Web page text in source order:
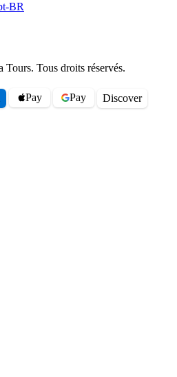
BR
Tous droits réservés.
Pay Pay Discover